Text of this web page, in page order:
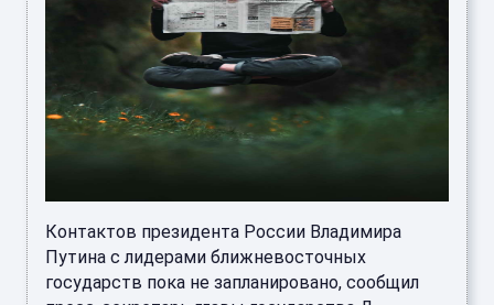
Контактов президента России Владимира
Путина с лидерами ближневосточных
государств пока не запланировано, сообщил